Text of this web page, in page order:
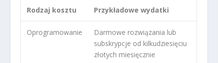
Rodzaj kosztu Przykładowe wydatki
Oprogramowanie
Darmowe rozwiązania lub
subskrypcje od kilkudziesięciu
złotych miesięcznie